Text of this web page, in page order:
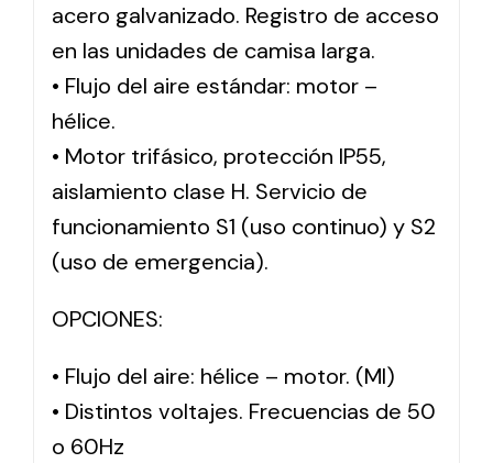
acero galvanizado. Registro de acceso
en las unidades de camisa larga.
• Flujo del aire estándar: motor –
hélice.
• Motor trifásico, protección IP55,
aislamiento clase H. Servicio de
funcionamiento S1 (uso continuo) y S2
(uso de emergencia).
OPCIONES:
• Flujo del aire: hélice – motor. (MI)
• Distintos voltajes. Frecuencias de 50
o 60Hz